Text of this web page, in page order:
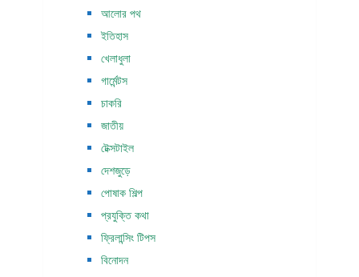
আলোর পথ
ইতিহাস
খেলাধুলা
গার্মেন্টস
চাকরি
জাতীয়
টেক্সটাইল
দেশজুড়ে
পোষাক শিল্প
প্রযুক্তি কথা
ফ্রিলান্সিং টিপস
বিনোদন